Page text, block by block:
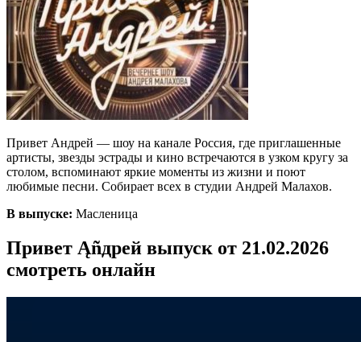
Привет Андрей — шоу на канале Россия, где приглашенные
артисты, звезды эстрады и кино встречаются в узком кругу за
столом, вспоминают яркие моменты из жизни и поют
любимые песни. Собирает всех в студии Андрей Малахов.
В выпуске: Масленица
Привет Ąñдpей выпуск от 21.02.2026
смотреть онлайн